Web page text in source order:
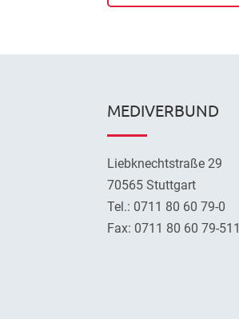
MEDIVERBUND
Liebknechtstraße 29
70565 Stuttgart
Tel.: 0711 80 60 79-0
Fax: 0711 80 60 79-511